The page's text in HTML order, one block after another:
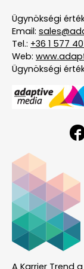
Ügynökségi
Email:
Tel.: +36 1 577
Web:
Ügynökségi
A Karrier Trend